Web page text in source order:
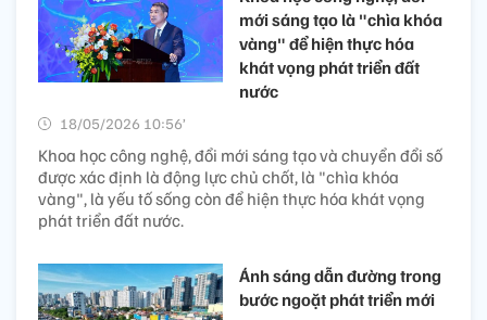
mới sáng tạo là "chìa khóa
vàng" để hiện thực hóa
khát vọng phát triển đất
nước
18/05/2026 10:56’
Khoa học công nghệ, đổi mới sáng tạo và chuyển đổi số
được xác định là động lực chủ chốt, là "chìa khóa
vàng", là yếu tố sống còn để hiện thực hóa khát vọng
phát triển đất nước.
Ánh sáng dẫn đường trong
bước ngoặt phát triển mới